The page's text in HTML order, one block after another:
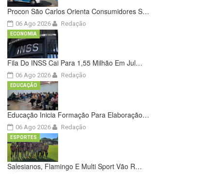
Procon São Carlos Orienta Consumidores S…
06 Ago 2026 Redação
Fila Do INSS Cai Para 1,55 Milhão Em Jul…
06 Ago 2026
ECONOMIA
Redação
Educação Inicia Formação Para Elaboração…
06 Ago 2026
EDUCAÇÃO
Redação
Salesianos, Flamingo E Multi Sport Vão R…
ESPORTES